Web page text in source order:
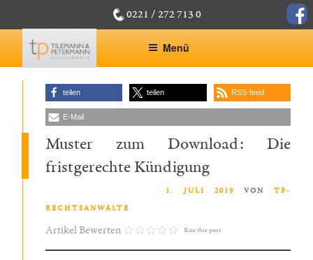
Inhalt
springen
0221 / 272 713 0
Menü
teilen teilen RSS-feed
E-Mail
Muster zum Download: Die
fristgerechte Kündigung
1. JULI 2019 VONTP-
RECHTSANWÄLTE
Artikel Bewerten Rate this post